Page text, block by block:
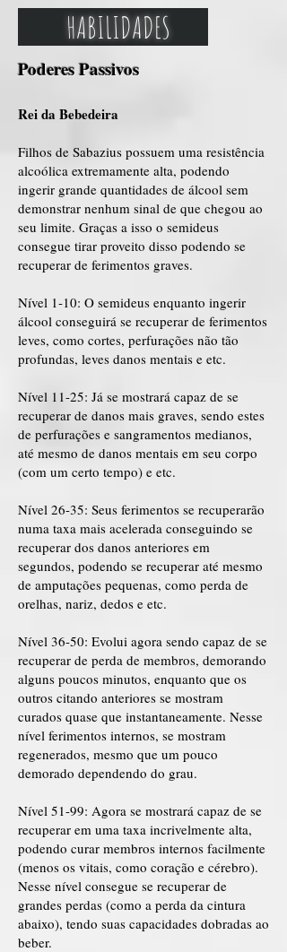
HABILIDADES
Poderes Passivos
Rei da Bebedeira
Filhos de Sabazius possuem uma resistência
alcoólica extremamente alta, podendo
ingerir grande quantidades de álcool sem
demonstrar nenhum sinal de que chegou ao
seu limite. Graças a isso o semideus
consegue tirar proveito disso podendo se
recuperar de ferimentos graves.
Nível 1-10: O semideus enquanto ingerir
álcool conseguirá se recuperar de ferimentos
leves, como cortes, perfurações não tão
profundas, leves danos mentais e etc.
Nível 11-25: Já se mostrará capaz de se
recuperar de danos mais graves, sendo estes
de perfurações e sangramentos medianos,
até mesmo de danos mentais em seu corpo
(com um certo tempo) e etc.
Nível 26-35: Seus ferimentos se recuperarão
numa taxa mais acelerada conseguindo se
recuperar dos danos anteriores em
segundos, podendo se recuperar até mesmo
de amputações pequenas, como perda de
orelhas, nariz, dedos e etc.
Nível 36-50: Evolui agora sendo capaz de se
recuperar de perda de membros, demorando
alguns poucos minutos, enquanto que os
outros citando anteriores se mostram
curados quase que instantaneamente. Nesse
nível ferimentos internos, se mostram
regenerados, mesmo que um pouco
demorado dependendo do grau.
Nível 51-99: Agora se mostrará capaz de se
recuperar em uma taxa incrivelmente alta,
podendo curar membros internos facilmente
(menos os vitais, como coração e cérebro).
Nesse nível consegue se recuperar de
grandes perdas (como a perda da cintura
abaixo), tendo suas capacidades dobradas ao
beber.